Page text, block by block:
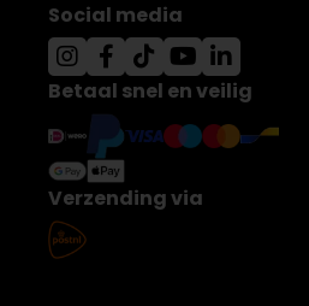
Social media
Betaal snel en veilig
Verzending via